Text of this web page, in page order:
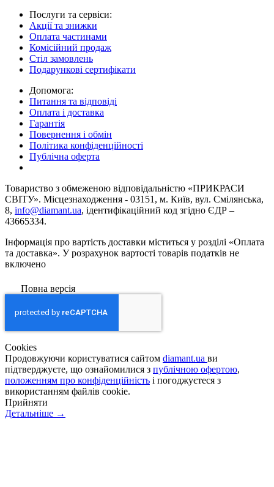
Послуги та сервіси:
Акції та знижки
Оплата частинами
Комісійний продаж
Стіл замовлень
Подарункові сертифікати
Допомога:
Питання та відповіді
Оплата і доставка
Гарантія
Повернення і обмін
Політика конфіденційності
Публічна оферта
Товариство з обмеженою вiдповiдальнiстю «ПРИКРАСИ
СВІТУ». Місцезнаходження - 03151, м. Київ, вул. Смілянська,
8, info@diamant.ua, ідентифікаційний код згідно ЄДР –
43665334.
Інформація про вартість доставки міститься у розділі «Оплата
та доставка». У розрахунок вартості товарів податків не
включено
Повна версія
Сookies
Продовжуючи користуватися сайтом diamant.ua ви
підтверджуєте, що ознайомилися з публічною офертою,
положенням про конфіденційність і погоджуєтеся з
використанням файлів cookie.
Прийняти
Детальніше →